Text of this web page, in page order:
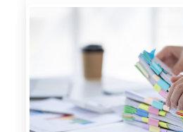
verificables y
es garantizar la
prevenir el fraude y
control fiscal
operaciones. A partir